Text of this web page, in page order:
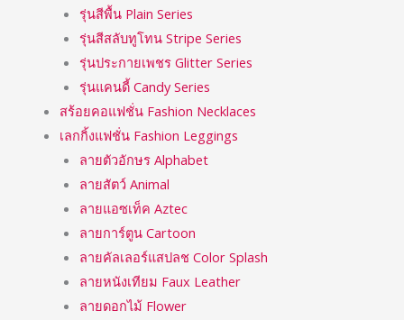
รุ่นสีพื้น Plain Series
รุ่นสีสลับทูโทน Stripe Series
รุ่นประกายเพชร Glitter Series
รุ่นแคนดี้ Candy Series
สร้อยคอแฟชั่น Fashion Necklaces
เลกกิ้งแฟชั่น Fashion Leggings
ลายตัวอักษร Alphabet
ลายสัตว์ Animal
ลายแอซเท็ค Aztec
ลายการ์ตูน Cartoon
ลายคัลเลอร์แสปลช Color Splash
ลายหนังเทียม Faux Leather
ลายดอกไม้ Flower